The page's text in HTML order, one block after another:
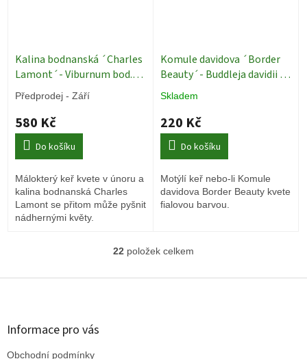
Kalina bodnanská ´Charles
Lamont´- Viburnum bod.
´Charles Lamont´ - 4 l
Okrasné keře
Předprodej - Září
580 Kč
Do košíku
Málokterý keř kvete v únoru a
kalina bodnanská Charles
Lamont se přitom může pyšnit
nádhernými květy.
Komule davidova ´Border
Beauty´- Buddleja davidii - 2
lMotýlí keř
Skladem
220 Kč
Do košíku
Motýlí keř nebo-li Komule
davidova Border Beauty kvete
fialovou barvou.
O
l
22 položek celkem
Z
Informace pro vás
Obchodní podmínky